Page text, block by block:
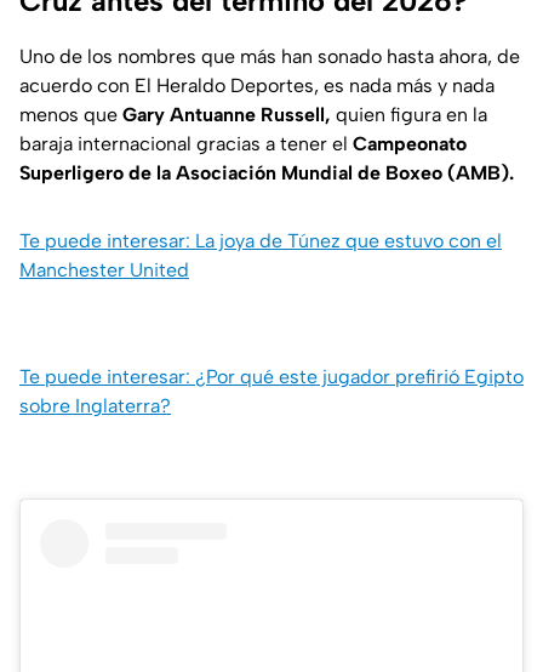
Uno de los nombres que más han sonado hasta ahora, de
acuerdo con El Heraldo Deportes, es nada más y nada
menos que Gary Antuanne Russell, quien figura en la
baraja internacional gracias a tener el Campeonato
Superligero de la Asociación Mundial de Boxeo (AMB).
Te puede interesar: La joya de Túnez que estuvo con el
Manchester United
Te puede interesar: ¿Por qué este jugador prefirió Egipto
sobre Inglaterra?